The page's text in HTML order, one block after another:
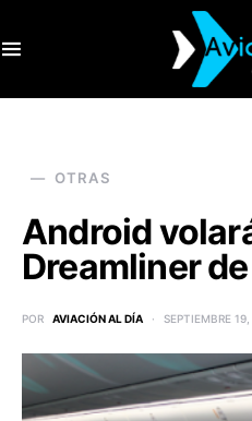
OTRAS
Android
Dreamliner
POR AVIACIÓN AL DÍA SEPTIEMBRE 19,